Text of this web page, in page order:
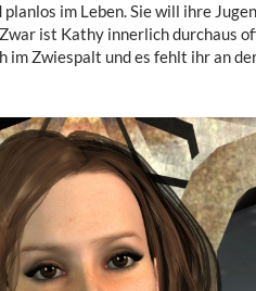
im Leben. Sie will ihre
ist Kathy innerlich durchaus
im Zwiespalt und es fehlt ihr an